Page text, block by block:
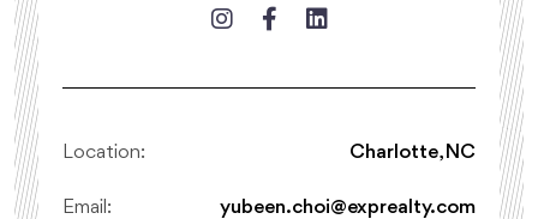
Location: Charlotte, NC
Email: yubeen.choi@exprealty.com